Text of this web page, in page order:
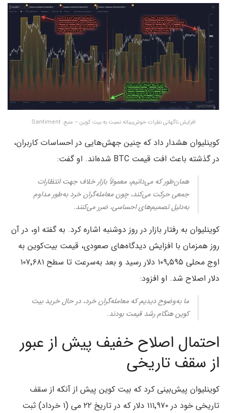
افزایش ناگهانی نظرات خوش‌بینانه نسبت به بیت کوین – منبع: Santiment
کوینلیوان هشدار داد که چنین جهش‌هایی در احساسات کاربران،
در گذشته باعث افت قیمت BTC شده‌اند. او گفت:
همان‌طور که می‌دانیم، معمولاً بازار خلاف جهت انتظارات
جمعی حرکت می‌کند، چون معامله‌گران خرد به‌طور مداوم
به‌دلیل تصمیم‌های احساسی، ضرر می‌کنند.
کوینلیوان به رفتار بازار در روز دوشنبه اشاره کرد. به گفته او، در آن
روز همزمان با افزایش دیدگاه‌های صعودی، قیمت بیت‌کوین به
اوج محلی ۱۰۹٬۵۹۵ دلار رسید و بعد به‌سرعت تا سطح ۱۰۷٬۶۸۱
دلار اصلاح شد. او افزود:
ما به‌وضوح دیدیم که معامله‌گران خرد، در حال خرید بیت
کوین هنگام رشد قیمت بودند.
احتمال اصلاح خفیف پیش از عبور
از سقف تاریخی
کوینلیوان پیش‌بینی کرد که بیت کوین پیش از آنکه از سقف
تاریخی خود در ۱۱۱٬۹۷۰ دلار که در تاریخ ۲۲ می (۱ خرداد) ثبت